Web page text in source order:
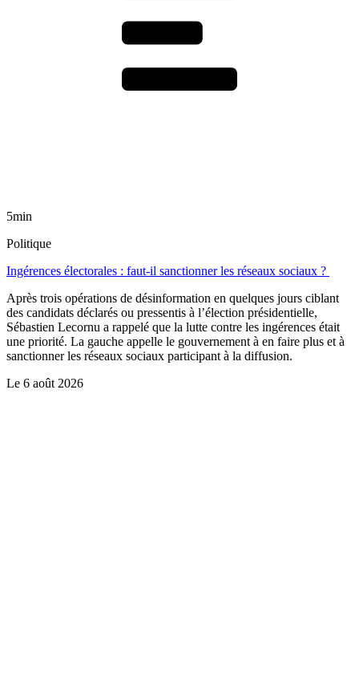
5min
Politique
Ingérences électorales : faut-il sanctionner les réseaux sociaux ?
Après trois opérations de désinformation en quelques jours ciblant
des candidats déclarés ou pressentis à l’élection présidentielle,
Sébastien Lecornu a rappelé que la lutte contre les ingérences était
une priorité. La gauche appelle le gouvernement à en faire plus et à
sanctionner les réseaux sociaux participant à la diffusion.
Le 6 août 2026